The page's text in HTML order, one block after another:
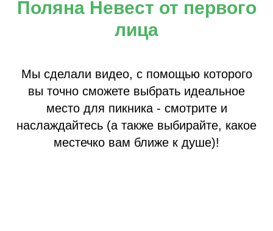
Поляна Невест от первого
лица
Мы сделали видео, с помощью которого
вы точно сможете выбрать идеальное
место для пикника - смотрите и
наслаждайтесь (а также выбирайте, какое
местечко вам ближе к душе)!